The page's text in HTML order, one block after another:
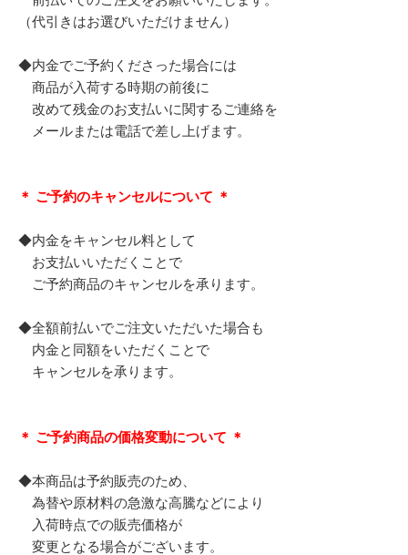
（代引きはお選びいただけません）
◆内金でご予約くださった場合には
商品が入荷する時期の前後に
改めて残金のお支払いに関するご連絡を
メールまたは電話で差し上げます。
＊ ご予約のキャンセルについて ＊
◆内金をキャンセル料として
お支払いいただくことで
ご予約商品のキャンセルを承ります。
◆全額前払いでご注文いただいた場合も
内金と同額をいただくことで
キャンセルを承ります。
＊ ご予約商品の価格変動について ＊
◆本商品は予約販売のため、
為替や原材料の急激な高騰などにより
入荷時点での販売価格が
変更となる場合がございます。